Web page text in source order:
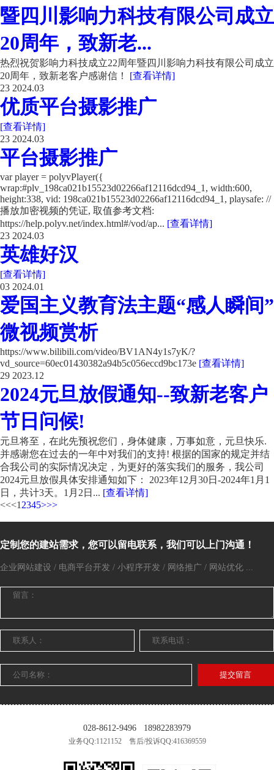
暨四川影响力科技有限公司成立
20周年，致新老...
热烈祝贺影响力科技成立22周年暨四川影响力科技有限公司成立
20周年，致新老客户感谢信！ [查看详情]
23 2024.03
优质平台摄影推广
[查看详情]
23 2024.03
平台摄影推广
var player = polyvPlayer({
wrap:#plv_198ca021b15523d02266af12116dcd94_1, width:600,
height:338, vid: 198ca021b15523d02266af12116dcd94_1, playsafe: //
播放加密视频的凭证, 取值参考文档:
https://help.polyv.net/index.html#/vod/ap... [查看详情]
23 2024.03
英雄好汉
[查看详情]
03 2024.01
爱国主义教育法主题“感人瞬间”
微视频赏析
https://www.bilibili.com/video/BV1AN4y1s7yK/?
vd_source=60ec01430382a94b5c056eccd9bc173e [查看详情]
29 2023.12
2024元旦放假通知--致新老客户
节日问候!
元旦将至，在此先预祝您们，身体健康，万事如意，元旦快乐.
并感谢您在过去的一年中对我们的支持! 根据的国家的规定并结
合我公司的实际情况决定，为更好的落实我们的服务，我公司
2024元旦放假具体安排通知如下： 2023年12月30日-2024年1月1
日，共计3天。1月2日... [查看详情]
<<<1 2345>>>
定制您的建站需求，您可以留电联系，我们可以上门沟通！
企业网站建设 / 电商平台开发 / 小程序开发 / 网络推广 / 网站优化 ...
提交留言
028-8612-9496 18982283979
业务QQ:1121152 售后/投诉QQ:416369559